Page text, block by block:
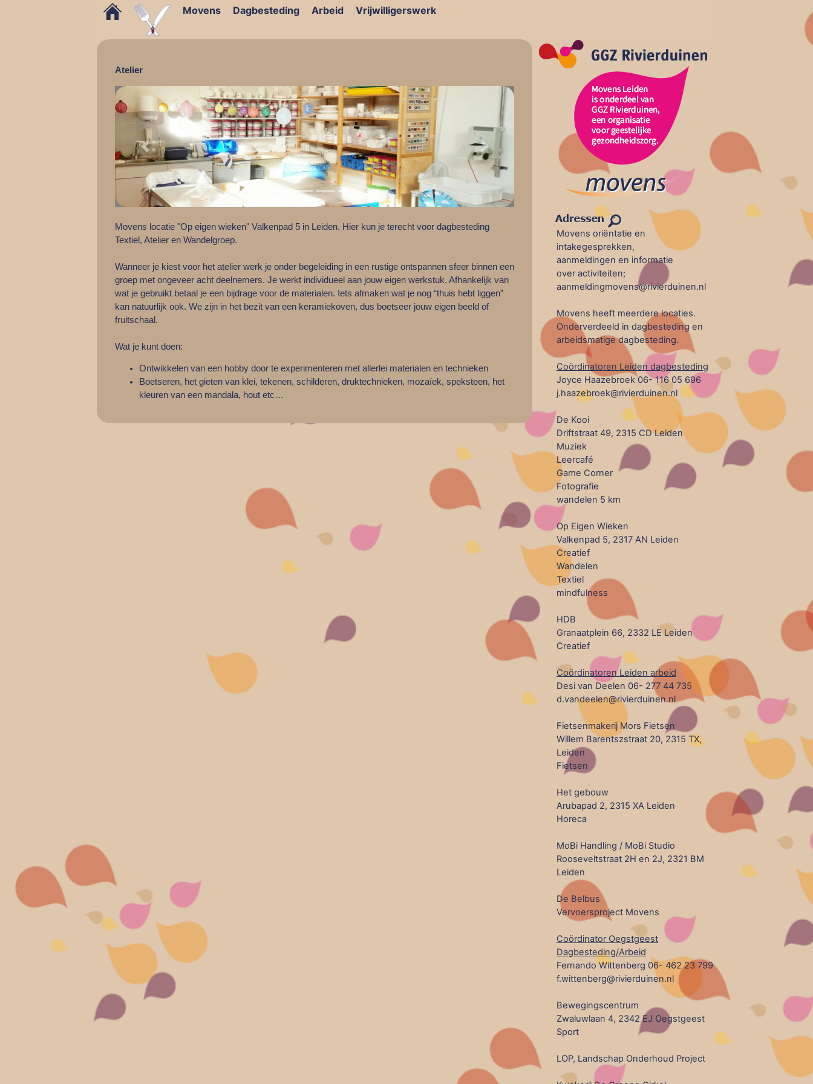
Movens Dagbesteding Arbeid Vrijwilligerswerk
Atelier
Previous Next
Movens locatie "Op eigen wieken" Valkenpad 5 in Leiden. Hier kun je terecht voor dagbesteding
Textiel, Atelier en Wandelgroep.
Wanneer je kiest voor het atelier werk je onder begeleiding in een rustige ontspannen sfeer binnen een
groep met ongeveer acht deelnemers. Je werkt individueel aan jouw eigen werkstuk. Afhankelijk van
wat je gebruikt betaal je een bijdrage voor de materialen. Iets afmaken wat je nog “thuis hebt liggen”
kan natuurlijk ook. We zijn in het bezit van een keramiekoven, dus boetseer jouw eigen beeld of
fruitschaal.
Wat je kunt doen:
Ontwikkelen van een hobby door te experimenteren met allerlei materialen en technieken
Boetseren, het gieten van klei, tekenen, schilderen, druktechnieken, mozaïek, speksteen, het
kleuren van een mandala, hout etc…
Movens oriëntatie en
intakegesprekken,
aanmeldingen en informatie
over activiteiten;
aanmeldingmovens@rivierduinen.nl
Movens heeft meerdere locaties.
Onderverdeeld in dagbesteding en
arbeidsmatige dagbesteding.
Coördinatoren Leiden dagbesteding
Joyce Haazebroek 06- 116 05 696
j.haazebroek@rivierduinen.nl
De Kooi
Driftstraat 49, 2315 CD Leiden
Muziek
Leercafé
Game Corner
Fotografie
wandelen 5 km
Op Eigen Wieken
Valkenpad 5, 2317 AN Leiden
Creatief
Wandelen
Textiel
mindfulness
HDB
Granaatplein 66, 2332 LE Leiden
Creatief
Coördinatoren Leiden arbeid
Desi van Deelen 06- 277 44 735
d.vandeelen@rivierduinen.nl
Fietsenmakerij Mors Fietsen
Willem Barentszstraat 20, 2315 TX,
Leiden
Fietsen
Het gebouw
Arubapad 2, 2315 XA Leiden
Horeca
MoBi Handling / MoBi Studio
Rooseveltstraat 2H en 2J, 2321 BM
Leiden
De Belbus
Vervoersproject Movens
Coördinator Oegstgeest
Dagbesteding/Arbeid
Fernando Wittenberg 06- 462 23 799
f.wittenberg@rivierduinen.nl
Bewegingscentrum
Zwaluwlaan 4, 2342 EJ Oegstgeest
Sport
LOP, Landschap Onderhoud Project